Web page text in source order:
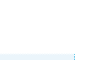
収交渉など完全無
公開求人も取扱い